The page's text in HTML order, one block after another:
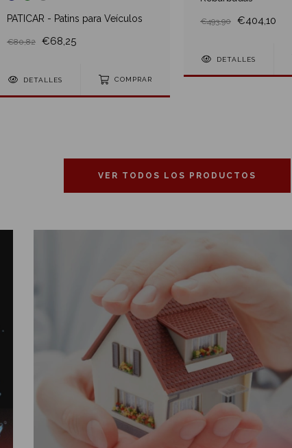
PATICAR - Patins para Veículos
€80,82 €68,25
DETALLES COMPRAR
€493,90 €404,10
DETALLES
VER TODOS LOS PRODUCTOS